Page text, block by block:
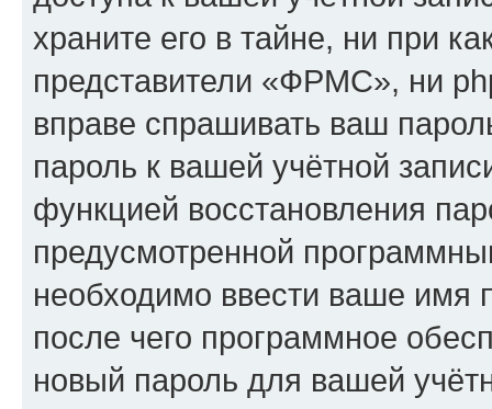
храните его в тайне, ни при
представители «ФРМС», ни
вправе спрашивать ваш
пароль к вашей учётной
функцией восстановления
предусмотренной
необходимо ввести ваше имя
после чего программное
новый пароль для вашей